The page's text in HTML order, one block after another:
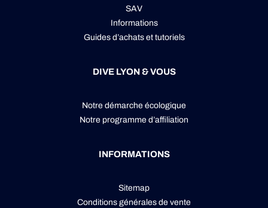
SAV
Informations
Guides d’achats et tutoriels
DIVE LYON & VOUS
Notre démarche écologique
Notre programme d’affiliation
INFORMATIONS
Sitemap
Conditions générales de vente